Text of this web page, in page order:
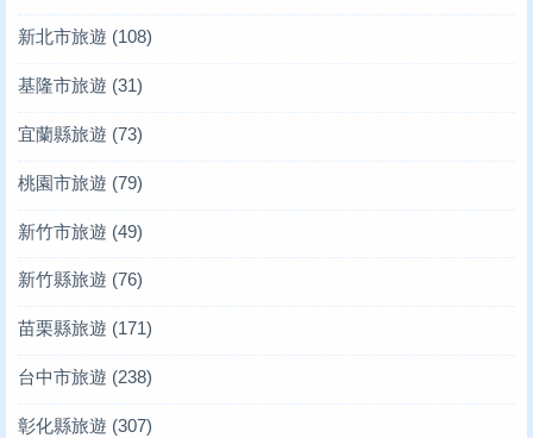
新北市旅遊 (108)
基隆市旅遊 (31)
宜蘭縣旅遊 (73)
桃園市旅遊 (79)
新竹市旅遊 (49)
新竹縣旅遊 (76)
苗栗縣旅遊 (171)
台中市旅遊 (238)
彰化縣旅遊 (307)